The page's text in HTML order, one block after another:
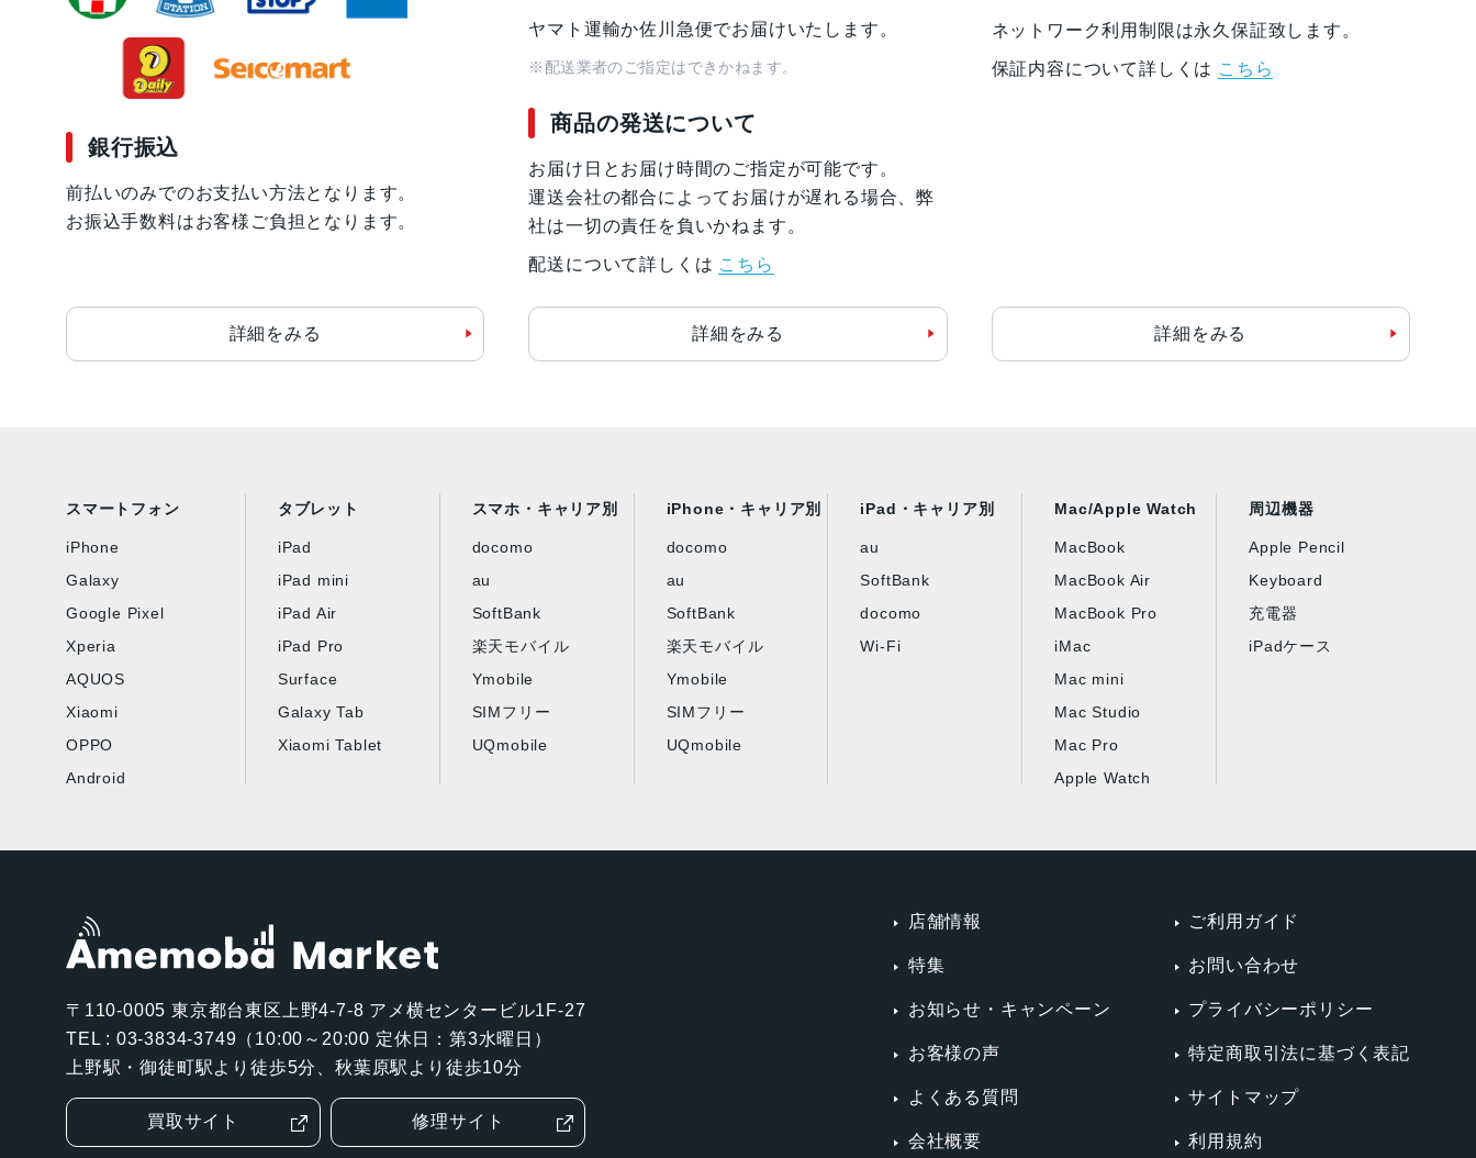
銀行振込
前払いのみでのお支払い方法となります。
お振込手数料はお客様ご負担となります。
詳細をみる
ヤマト運輸か佐川急便でお届けいたします。
※配送業者のご指定はできかねます。
商品の発送について
お届け日とお届け時間のご指定が可能です。
運送会社の都合によってお届けが遅れる場合、弊
社は一切の責任を負いかねます。
配送について詳しくは こちら
詳細をみる
ネットワーク利用制限は永久保証致します。
保証内容について詳しくは こちら
詳細をみる
スマートフォン
iPhone
Galaxy
Google Pixel
Xperia
AQUOS
Xiaomi
OPPO
Android
タブレット
iPad
iPad mini
iPad Air
iPad Pro
Surface
Galaxy Tab
Xiaomi Tablet
スマホ・キャリア別
docomo
au
SoftBank
楽天モバイル
Ymobile
SIMフリー
UQmobile
iPhone・キャリア別
docomo
au
SoftBank
楽天モバイル
Ymobile
SIMフリー
UQmobile
iPad・キャリア別
au
SoftBank
docomo
Wi-Fi
Mac/Apple Watch
MacBook
MacBook Air
MacBook Pro
iMac
Mac mini
Mac Studio
Mac Pro
Apple Watch
周辺機器
Apple Pencil
Keyboard
充電器
iPadケース
〒110-0005 東京都台東区上野4-7-8 アメ横センタービル1F-27
TEL : 03-3834-3749（10:00～20:00 定休日：第3水曜日）
上野駅・御徒町駅より徒歩5分、秋葉原駅より徒歩10分
買取サイト 修理サイト
店舗情報
特集
お知らせ・キャンペーン
お客様の声
よくある質問
会社概要
ご利用ガイド
お問い合わせ
プライバシーポリシー
特定商取引法に基づく表記
サイトマップ
利用規約